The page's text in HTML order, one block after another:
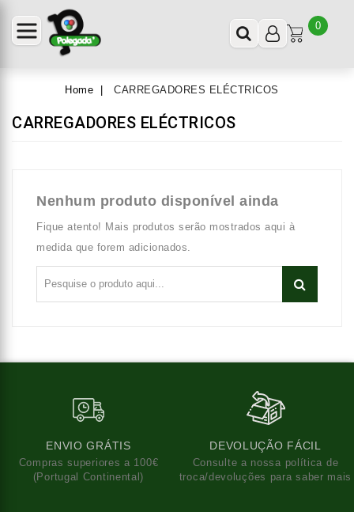
0
Home CARREGADORES ELÉCTRICOS
CARREGADORES ELÉCTRICOS
Nenhum produto disponível ainda
Fique atento! Mais produtos serão mostrados aqui à
medida que forem adicionados.
ENVIO GRÁTIS
Compras superiores a 100€
(Portugal Continental)
DEVOLUÇÃO FÁCIL
Consulte a nossa política de
troca/devoluções para saber mais